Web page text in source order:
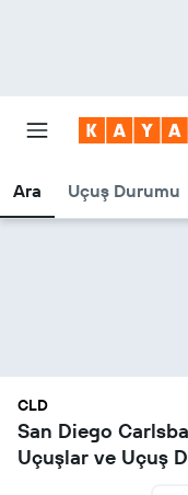
Ara Uçuş Durumu
CLD
San Diego
Uçuşlar ve Uçuş